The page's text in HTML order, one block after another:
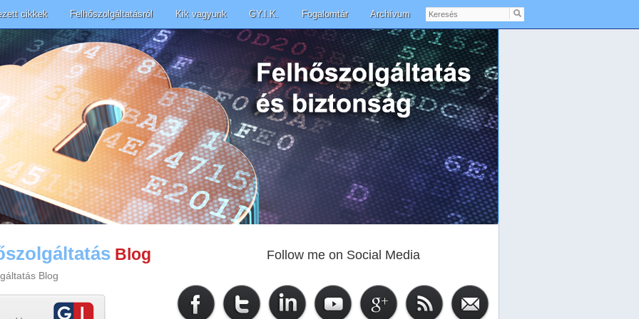
cikkek Felhőszolgáltatásról Kik vagyunk GY.I.K. Fogalomtár Archívum
Keresés
Blog
Blog
Follow me on Social Media